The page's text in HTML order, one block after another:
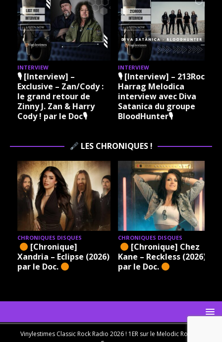
INTERVIEW
🎙 [Interview] –
Exclusive – Zan/Cody :
le grand retour de
Zinny J. Zan & Harry
Cody ! par le Doc🎙
INTERVIEW
🎙 [Interview] – 213Rock
Harrag Melodica
interview avec Diva
Satanica du groupe
BloodHunter🎙
LES CHRONIQUES !
CHRONIQUES DISQUES
[Chronique]
Xandria – Eclipse (2026)
par le Doc.
CHRONIQUES DISQUES
[Chronique] Chez
Kane – Reckless (2026)
par le Doc.
Vinylestimes Classic Rock Radio 2026 ! 1ER sur le Melodic Rock en